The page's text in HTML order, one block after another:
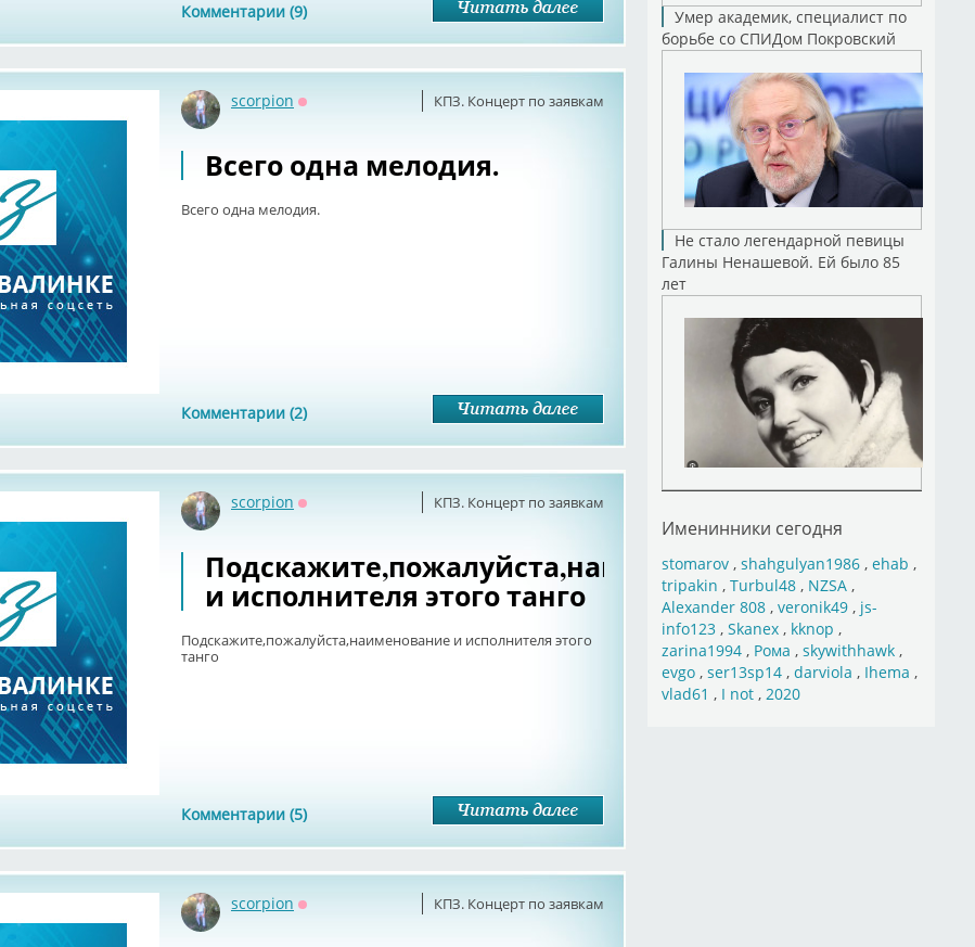
Комментарии (9)
КПЗ. Концерт по заявкам
scorpion
Всего одна мелодия.
Всего одна мелодия.
Комментарии (2)
КПЗ. Концерт по заявкам
scorpion
Подскажите,пожалуйста,наименование
и исполнителя этого танго
Подскажите,пожалуйста,наименование и исполнителя этого
танго
Комментарии (5)
КПЗ. Концерт по заявкам
scorpion
Умер академик, специалист по
борьбе со СПИДом Покровский
Не стало легендарной певицы
Галины Ненашевой. Ей было 85
лет
Именинники сегодня
stomarov, shahgulyan1986, ehab ,
tripakin , Turbul48, NZSA,
Alexander 808, veronik49, js-
info123, Skanex, kknop ,
zarina1994, Рома , skywithhawk,
evgo, ser13sp14, darviola , Ihema ,
vlad61 , I not, 2020